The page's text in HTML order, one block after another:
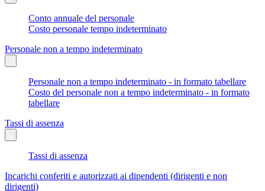
Conto annuale del personale
Costo personale tempo indeterminato
Personale non a tempo indeterminato
Personale non a tempo indeterminato - in formato tabellare
Costo del personale non a tempo indeterminato - in formato
tabellare
Tassi di assenza
Tassi di assenza
Incarichi conferiti e autorizzati ai dipendenti (dirigenti e non
dirigenti)